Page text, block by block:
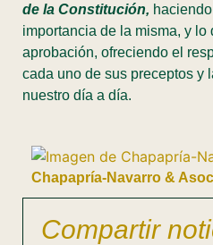
de la Constitución,
importancia de la misma, y lo
aprobación, ofreciendo el
cada uno de sus preceptos y
nuestro día a día.
Chapapría-Navarro &
Compartir